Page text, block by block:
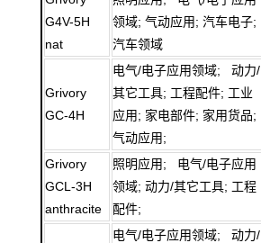
G4V-5H
nat
领域; 气动应用; 汽车电子;
汽车领域
Grivory
GC-4H
电气/电子应用领域; 动力/
其它工具; 工程配件; 工业
应用; 家电部件; 家用货品;
气动应用;
Grivory
GCL-3H
anthracite
照明应用; 电气/电子应用
领域; 动力/其它工具; 工程
配件;
电气/电子应用领域; 动力/